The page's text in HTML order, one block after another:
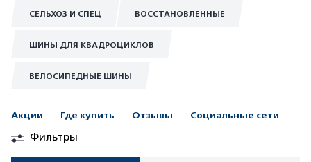
СЕЛЬХОЗ И СПЕЦ ВОССТАНОВЛЕННЫЕ
ШИНЫ ДЛЯ КВАДРОЦИКЛОВ
ВЕЛОСИПЕДНЫЕ ШИНЫ
Акции Где купить Отзывы Социальные сети
Фильтры